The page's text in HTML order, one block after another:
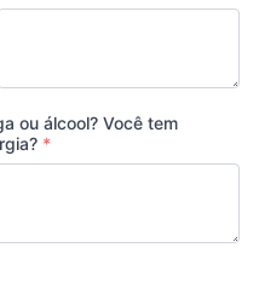
ou álcool? Você tem
*